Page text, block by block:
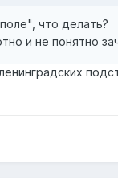
что делать?
и не понятно